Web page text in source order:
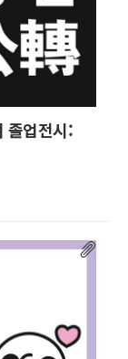
졸업전시: